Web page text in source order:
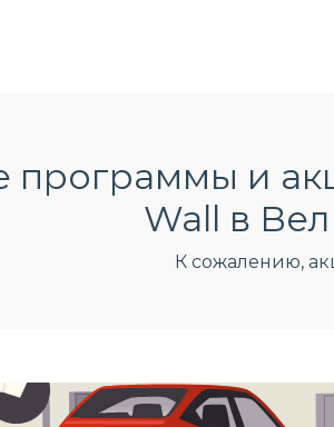
программы и
Wall в
К сожалению,